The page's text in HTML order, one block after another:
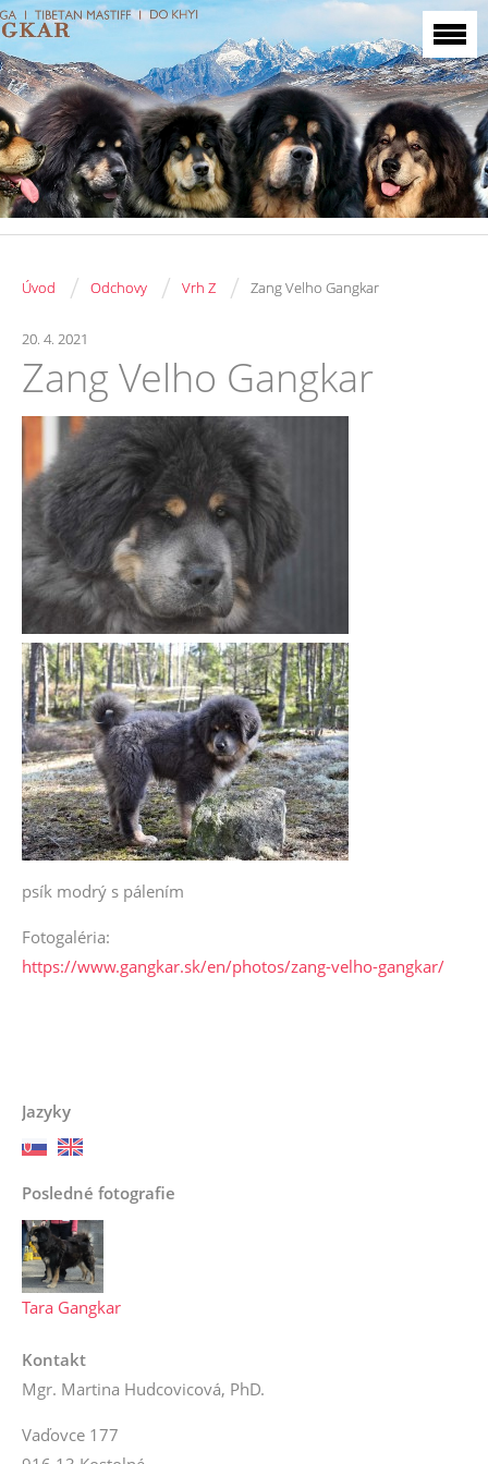
Úvod / Odchovy / Vrh Z / Zang Velho Gangkar
20. 4. 2021
Zang Velho Gangkar
psík modrý s pálením
Fotogaléria:
https://www.gangkar.sk/en/photos/zang-velho-gangkar/
Jazyky
Posledné fotografie
Tara Gangkar
Kontakt
Mgr. Martina Hudcovicová, PhD.
Vaďovce 177